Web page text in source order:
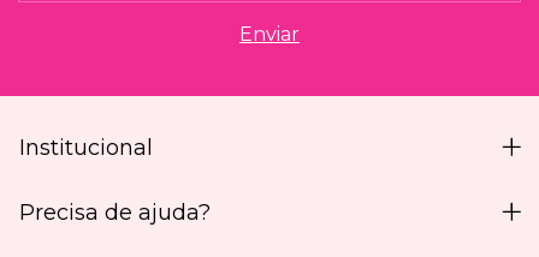
Institucional
Precisa de ajuda?